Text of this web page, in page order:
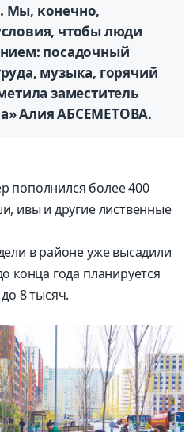
Мы, конечно,
чтобы люди
посадочный
музыка, горячий
заместитель
Алия АБСЕМЕТОВА.
пополнился более 400
ивы и другие лиственные
в районе уже высадили
конца года планируется
8 тысяч.